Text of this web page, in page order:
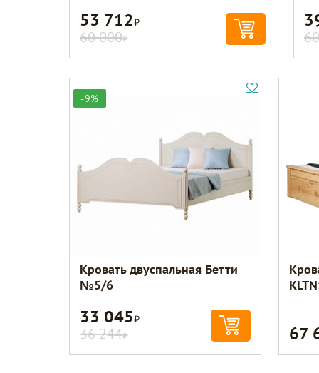
53 712Р
60 000Р
-9%
Кровать двуспальная Бетти
№5/6
33 045Р
36 244Р 67